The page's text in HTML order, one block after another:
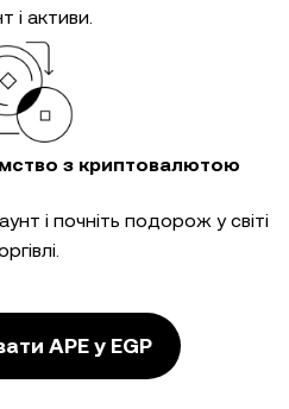
і активи.
з криптовалютою
і почніть подорож у світі
APE у EGP